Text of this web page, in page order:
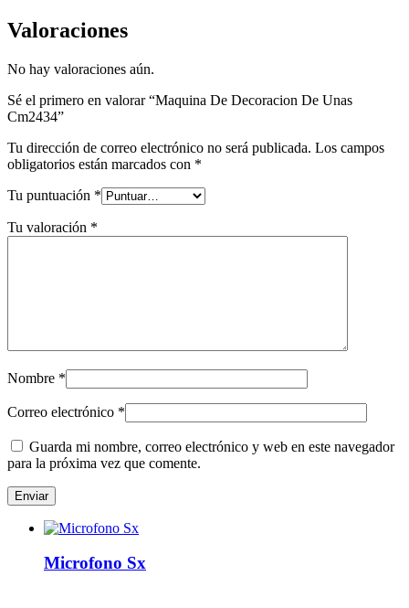
Valoraciones
No hay valoraciones aún.
Sé el primero en valorar “Maquina De Decoracion De Unas
Cm2434”
Tu dirección de correo electrónico no será publicada. Los campos
obligatorios están marcados con *
Tu puntuación *
Tu valoración *
Nombre *
Correo electrónico *
Guarda mi nombre, correo electrónico y web en este navegador
para la próxima vez que comente.
Microfono Sx